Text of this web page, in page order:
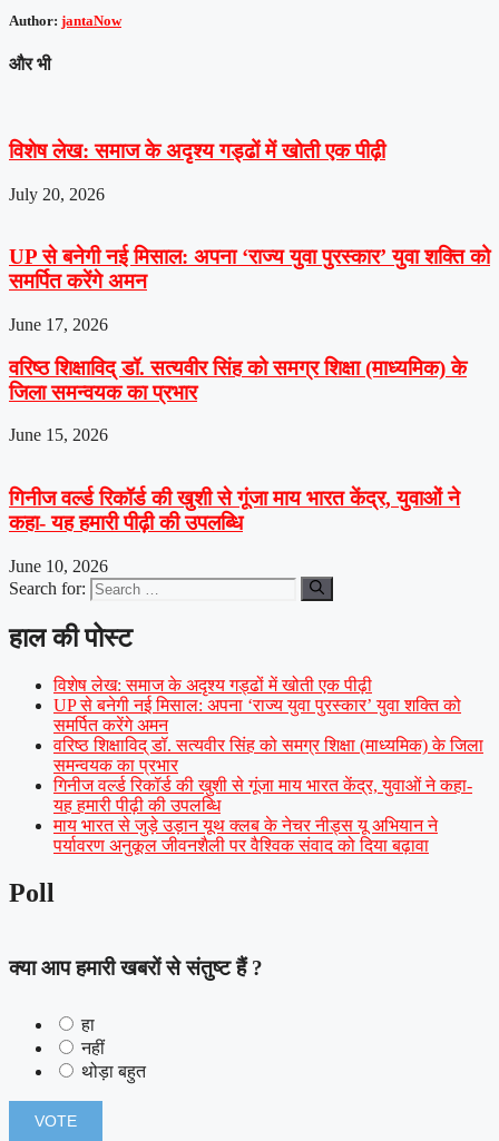
Author: jantaNow
और भी
विशेष लेख: समाज के अदृश्य गड्ढों में खोती एक पीढ़ी
July 20, 2026
UP से बनेगी नई मिसाल: अपना ‘राज्य युवा पुरस्कार’ युवा शक्ति को
समर्पित करेंगे अमन
June 17, 2026
वरिष्ठ शिक्षाविद् डॉ. सत्यवीर सिंह को समग्र शिक्षा (माध्यमिक) के
जिला समन्वयक का प्रभार
June 15, 2026
गिनीज वर्ल्ड रिकॉर्ड की खुशी से गूंजा माय भारत केंद्र, युवाओं ने
कहा- यह हमारी पीढ़ी की उपलब्धि
June 10, 2026
Search for:
हाल की पोस्ट
विशेष लेख: समाज के अदृश्य गड्ढों में खोती एक पीढ़ी
UP से बनेगी नई मिसाल: अपना ‘राज्य युवा पुरस्कार’ युवा शक्ति को
समर्पित करेंगे अमन
वरिष्ठ शिक्षाविद् डॉ. सत्यवीर सिंह को समग्र शिक्षा (माध्यमिक) के जिला
समन्वयक का प्रभार
गिनीज वर्ल्ड रिकॉर्ड की खुशी से गूंजा माय भारत केंद्र, युवाओं ने कहा-
यह हमारी पीढ़ी की उपलब्धि
माय भारत से जुड़े उड़ान यूथ क्लब के नेचर नीड्स यू अभियान ने
पर्यावरण अनुकूल जीवनशैली पर वैश्विक संवाद को दिया बढ़ावा
Poll
क्या आप हमारी खबरों से संतुष्ट हैं ?
हा
नहीं
थोड़ा बहुत